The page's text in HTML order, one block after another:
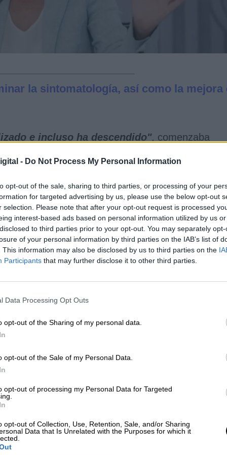
- Do Not Process My Personal Information
opt-out of the sale, sharing to third parties, or processing of your
for targeted advertising by us, please use the below opt-out
selection. Please note that after your opt-out request is processed
interest-based ads based on personal information utilized by us
to third parties prior to your opt-out. You may separately
of your personal information by third parties on the IAB’s list of
This information may also be disclosed by us to third parties on the
Participants that may further disclose it to other third parties.
Data Processing Opt Outs
opt-out of the Sharing of my personal data.
opt-out of the Sale of my Personal Data.
opt-out of processing my Personal Data for Targeted
opt-out of Collection, Use, Retention, Sale, and/or Sharing
Data that Is Unrelated with the Purposes for which it
la sintomatología, así como la mejora
e incluso ha descendido", comenzaba
entre
comunica que Sanidad ha encargado al Instituto
de Investigación Biomédica en Red o CIBER, el
por covid persistente".
de estudio, se ha podido llegar a una
multiorgánicos no atribuibles a otras
de la infección (por SARS-CoV-2)”.
título
terapéuticas', pretende definir oficialmente, ya
sus síntomas, el diagnóstico, tratamiento y
Se espera llegar a estas conclusiones en
esta primera fase y las siguientes
sobre el proceso diagnóstico, los posibles
de la enfermedad”
en esta primera fase del estudio han
que serían atribuibles al síndrome
pérdida de memoria, dificultad de concentración o
como la fatiga."Una serie de
en el covid persistente", ha culminado